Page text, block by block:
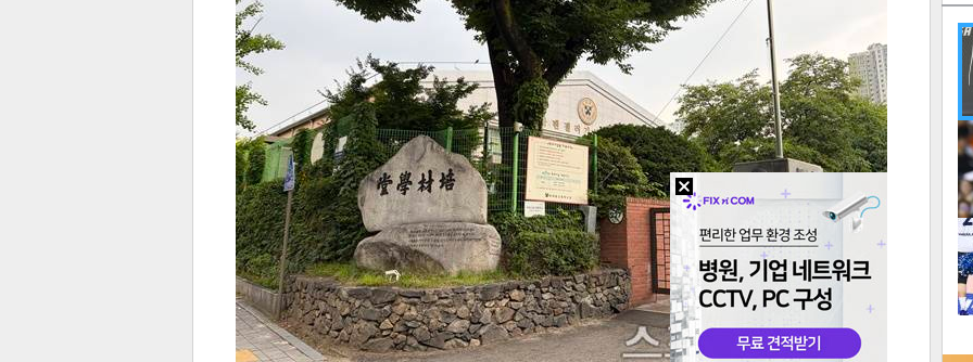
많이 본 뉴스 스포츠 라이프 포토
페이 트위 밴드 네이
댓글 텍스 텍스 url 복 인쇄
연예
2